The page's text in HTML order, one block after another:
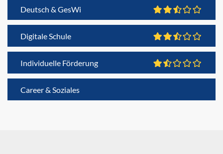
Deutsch & GesWi
Digitale Schule
Individuelle Förderung
Career & Soziales